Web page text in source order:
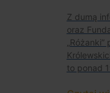
Z dumą
oraz
to ponad